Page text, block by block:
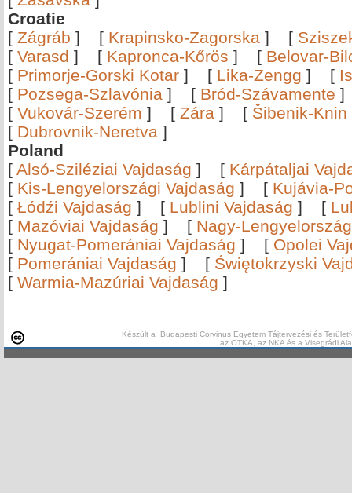
Croatie
[ Zágráb ] [ Krapinsko-Zagorska ] [
[ Varasd ] [ Kapronca-Kőrös ] [ Belovar-
[ Primorje-Gorski Kotar ] [ Lika-Zengg ] [
[ Pozsega-Szlavónia ] [ Bród-Szávamente
[ Vukovár-Szerém ] [ Zára ] [ Šibenik-Knin
[ Dubrovnik-Neretva ]
Poland
[ Alsó-Sziléziai Vajdaság ] [ Kárpátaljai
[ Kis-Lengyelországi Vajdaság ] [ Kujávia-
[ Łódźi Vajdaság ] [ Lublini Vajdaság ] [
[ Mazóviai Vajdaság ] [ Nagy-
[ Nyugat-Pomerániai Vajdaság ] [ Opolei
[ Pomerániai Vajdaság ] [ Świętokrzyski
[ Warmia-Mazúriai Vajdaság ]
Készült a Budapesti Corvinus Egyetem Tájtervezési és
az OTKA, az NKA és a Visegrádi